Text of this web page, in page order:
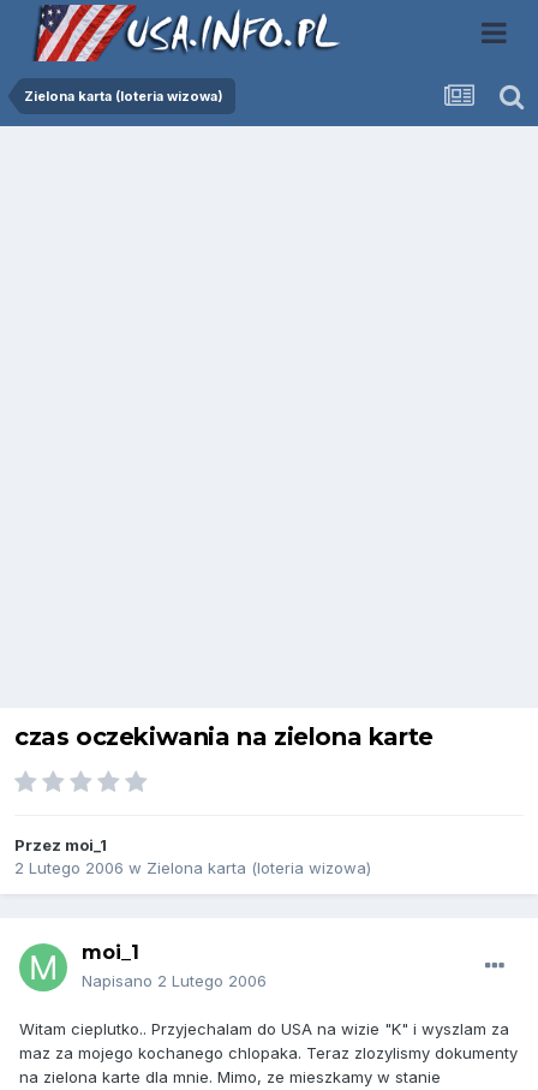
Zielona karta (loteria wizowa)
czas oczekiwania na zielona karte
Przez moi_1
2 Lutego 2006 w Zielona karta (loteria wizowa)
moi_1
Napisano 2 Lutego 2006
Witam cieplutko.. Przyjechalam do USA na wizie "K" i wyszlam za
maz za mojego kochanego chlopaka. Teraz zlozylismy dokumenty
na zielona karte dla mnie. Mimo, ze mieszkamy w stanie